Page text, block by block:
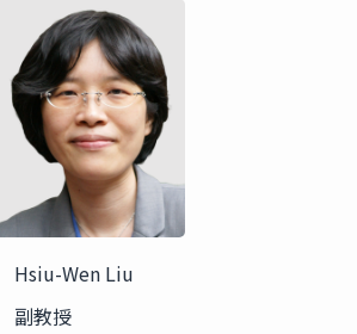
Hsiu-Wen Liu
副教授